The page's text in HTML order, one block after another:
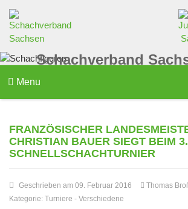
Schachverband
Menu
FRANZÖSISCHER
CHRISTIAN BAUER SIEGT BEIM
SCHNELLSCHACHTURNIER
Geschrieben am 09. Februar 2016
Thomas
Kategorie: Turniere - Verschiedene